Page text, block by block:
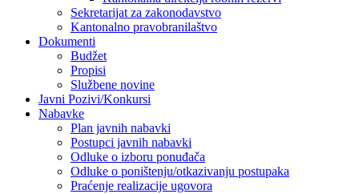
Sekretarijat za zakonodavstvo
Kantonalno pravobranilaštvo
Dokumenti
Budžet
Propisi
Službene novine
Javni Pozivi/Konkursi
Nabavke
Plan javnih nabavki
Postupci javnih nabavki
Odluke o izboru ponuđača
Odluke o poništenju/otkazivanju postupaka
Praćenje realizacije ugovora